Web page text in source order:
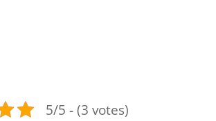
5/5 - (3 votes)